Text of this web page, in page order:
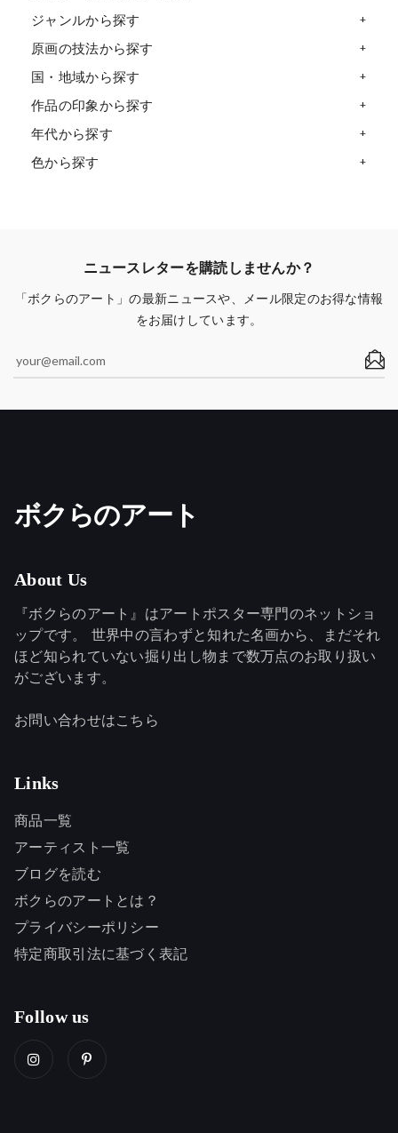
ジャンルから探す
原画の技法から探す
国・地域から探す
作品の印象から探す
年代から探す
色から探す
ニュースレターを購読しませんか？
「ボクらのアート」の最新ニュースや、メール限定のお得な情報
をお届けしています。
ボクらのアート
About Us
『ボクらのアート』はアートポスター専門のネットショ
ップです。 世界中の言わずと知れた名画から、まだそれ
ほど知られていない掘り出し物まで数万点のお取り扱い
がございます。
お問い合わせはこちら
Links
商品一覧
アーティスト一覧
ブログを読む
ボクらのアートとは？
プライバシーポリシー
特定商取引法に基づく表記
Follow us